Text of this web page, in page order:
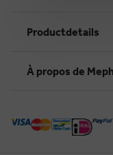
Productdetails
À propos de